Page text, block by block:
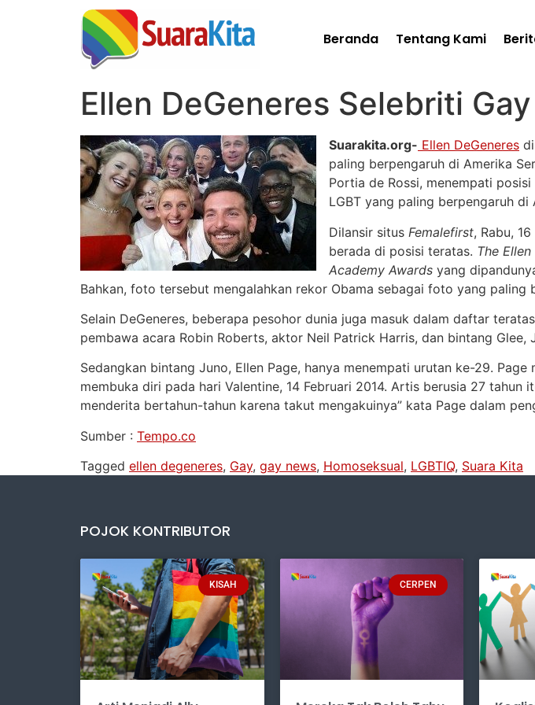
Beranda Tentang Kami
Ellen DeGeneres Selebriti
Suarakita.org- Ellen DeGeneres
paling berpengaruh di Amerika
Portia de Rossi, menempati
LGBT yang paling berpengaruh di
Dilansir situs Femalefirst, Rabu,
berada di posisi teratas. The
Academy Awards yang
Bahkan, foto tersebut mengalahkan rekor Obama sebagai foto yang paling
Selain DeGeneres, beberapa pesohor dunia juga masuk dalam daftar
pembawa acara Robin Roberts, aktor Neil Patrick Harris, dan bintang Glee,
Sedangkan bintang Juno, Ellen Page, hanya menempati urutan ke-29.
membuka diri pada hari Valentine, 14 Februari 2014. Artis berusia 27 tahun
menderita bertahun-tahun karena takut mengakuinya” kata Page dalam
Sumber : Tempo.co
Tagged ellen degeneres, Gay, gay news, Homoseksual, LGBTIQ, Suara Kita
POJOK KONTRIBUTOR
KISAH CERPEN